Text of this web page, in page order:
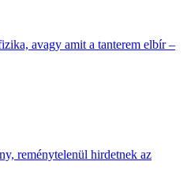
avagy amit a tanterem elbír –
reménytelenül hirdetnek az